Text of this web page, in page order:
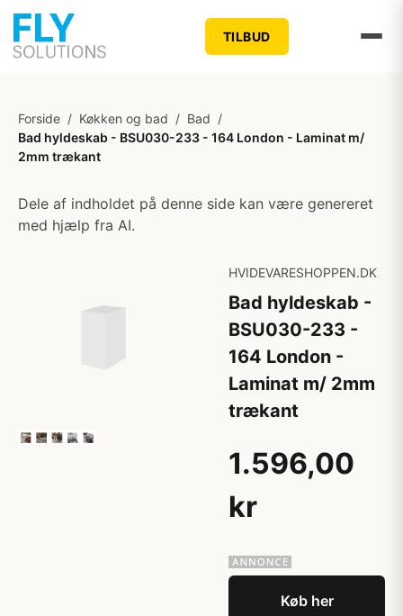
TILBUD
Forside / Køkken og bad / Bad /
Bad hyldeskab - BSU030-233 - 164 London - Laminat m/
2mm trækant
Dele af indholdet på denne side kan være genereret
med hjælp fra AI.
HVIDEVARESHOPPEN.DK
Bad hyldeskab -
BSU030-233 -
164 London -
Laminat m/ 2mm
trækant
1.596,00
kr
Køb her